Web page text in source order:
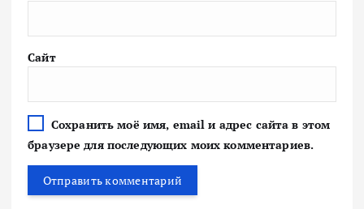
Сайт
Сохранить моё имя, email и адрес сайта в этом
браузере для последующих моих комментариев.